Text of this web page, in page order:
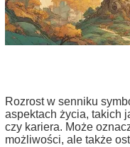
Rozrost w senniku
aspektach życia, takich
czy kariera. Może
możliwości, ale także